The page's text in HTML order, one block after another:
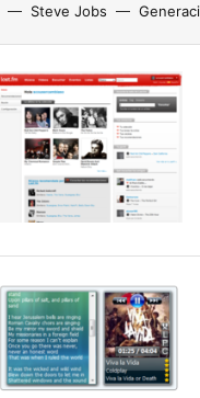
Steve Jobs